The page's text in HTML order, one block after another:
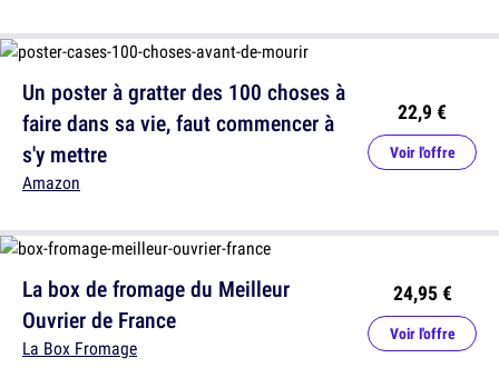
Un poster à gratter des 100 choses à
faire dans sa vie, faut commencer à
s'y mettre
Amazon
22,9 €
Voir l'offre
La box de fromage du Meilleur
Ouvrier de France
La Box Fromage
24,95 €
Voir l'offre